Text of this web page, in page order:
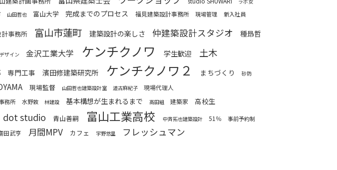
山田哲也 富山大学 完成までのプロセス 福見建築設計事務所 現場管理 新入社員
事務所 富山市蓮町 建築設計の楽しさ 仲建築設計スタジオ 種昻哲
デザイン 金沢工業大学 ケンチクノワ 学生歓迎 土木
専門工事 濱田修建築研究所 ケンチクノワ２ まちづくり 砂防
現場監督 山田哲也建築設計室 道古麻紀子 現場代理人
務所 水野敦 林建設 基本構想が生まれるまで 高田組 建築家 高校生
dot studio 青山善嗣 富山工業高校 中斉拓也建築設計 51％
事前予約制
田武亨 月間MPV カフェ 宇野悠里 フレッシュマン